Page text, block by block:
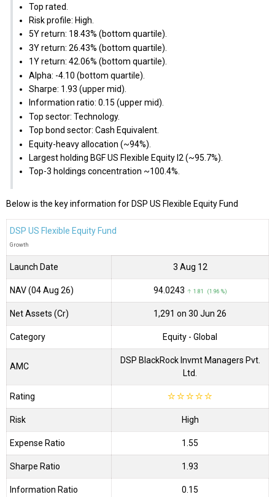
Top rated.
Risk profile: High.
5Y return: 18.43% (bottom quartile).
3Y return: 26.43% (bottom quartile).
1Y return: 42.06% (bottom quartile).
Alpha: -4.10 (bottom quartile).
Sharpe: 1.93 (upper mid).
Information ratio: 0.15 (upper mid).
Top sector: Technology.
Top bond sector: Cash Equivalent.
Equity-heavy allocation (~94%).
Largest holding BGF US Flexible Equity I2 (~95.7%).
Top-3 holdings concentration ~100.4%.
Below is the key information for DSP US Flexible Equity Fund
DSP US Flexible Equity Fund
Growth
Launch Date 3 Aug 12
NAV (04 Aug 26) ₹94.0243 ↑ 1.81 (1.96 %)
Net Assets (Cr) ₹1,291 on 30 Jun 26
Category Equity - Global
AMC
DSP BlackRock Invmt Managers Pvt.
Ltd.
Rating ☆☆☆☆☆
Risk High
Expense Ratio 1.55
Sharpe Ratio 1.93
Information Ratio 0.15